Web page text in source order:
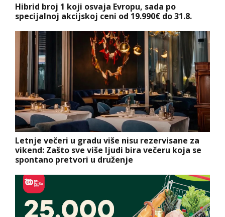
Hibrid broj 1 koji osvaja Evropu, sada po
specijalnoj akcijskoj ceni od 19.990€ do 31.8.
Letnje večeri u gradu više nisu rezervisane za
vikend: Zašto sve više ljudi bira večeru koja se
spontano pretvori u druženje